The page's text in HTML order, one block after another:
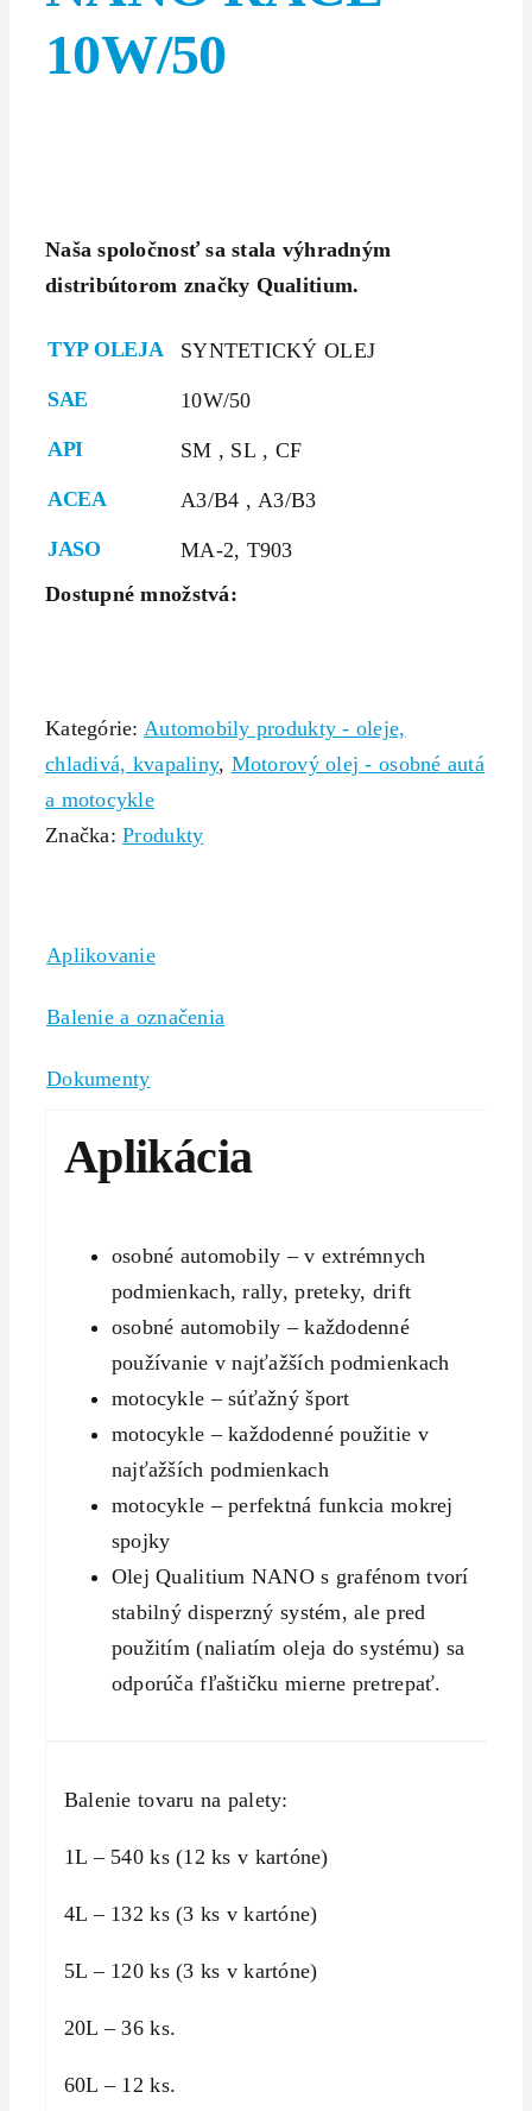
10W/50
Naša spoločnosť sa stala výhradným
distribútorom značky Qualitium.
TYP OLEJA SYNTETICKÝ OLEJ
SAE 10W/50
API SM , SL , CF
ACEA A3/B4 ,A3/B3
JASO
MA-2, T903
Dostupné množstvá:
Kategórie: Automobily produkty - oleje,
chladivá, kvapaliny, Motorový olej - osobné autá
a motocykle
Značka:Produkty
Aplikovanie
Balenie a označenia
Dokumenty
Aplikácia
osobné automobily – v extrémnych
podmienkach, rally, preteky, drift
osobné automobily – každodenné
používanie v najťažších podmienkach
motocykle – súťažný šport
motocykle – každodenné použitie v
najťažších podmienkach
motocykle – perfektná funkcia mokrej
spojky
Olej Qualitium NANO s grafénom tvorí
stabilný disperzný systém, ale pred
použitím (naliatím oleja do systému) sa
odporúča fľaštičku mierne pretrepať.
Balenie tovaru na palety:
1L – 540 ks (12 ks v kartóne)
4L – 132 ks (3 ks v kartóne)
5L – 120 ks (3 ks v kartóne)
20L – 36 ks.
60L – 12 ks.